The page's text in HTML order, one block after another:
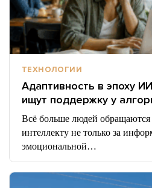
ТЕХНОЛОГИИ
Адаптивность в эпоху
ищут поддержку у
Всё больше людей обращаются
интеллекту не только за
эмоциональной…